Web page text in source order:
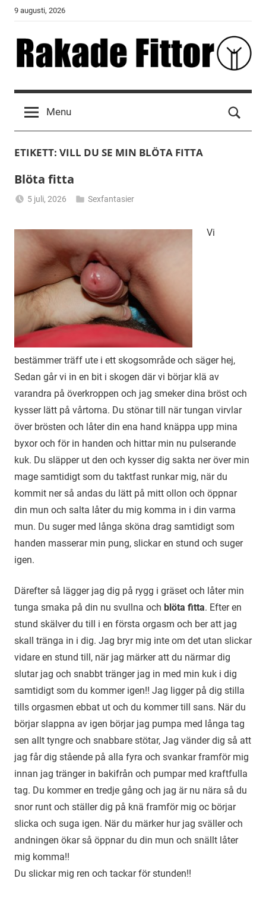
Skip
content
9 augusti, 2026
Rakade
Fittor
Menu
ETIKETT: VILL DU SE MIN BLÖTA FITTA
Blöta fitta
5 juli, 2026
Sexfantasier
Vi
bestämmer träff ute i ett skogsområde och säger hej,
Sedan går vi in en bit i skogen där vi börjar klä av
varandra på överkroppen och jag smeker dina bröst och
kysser lätt på vårtorna. Du stönar till när tungan virvlar
över brösten och låter din ena hand knäppa upp mina
byxor och för in handen och hittar min nu pulserande
kuk. Du släpper ut den och kysser dig sakta ner över min
mage samtidigt som du taktfast runkar mig, när du
kommit ner så andas du lätt på mitt ollon och öppnar
din mun och salta låter du mig komma in i din varma
mun. Du suger med långa sköna drag samtidigt som
handen masserar min pung, slickar en stund och suger
igen.
Därefter så lägger jag dig på rygg i gräset och låter min
tunga smaka på din nu svullna och blöta fitta. Efter en
stund skälver du till i en första orgasm och ber att jag
skall tränga in i dig. Jag bryr mig inte om det utan slickar
vidare en stund till, när jag märker att du närmar dig
slutar jag och snabbt tränger jag in med min kuk i dig
samtidigt som du kommer igen!! Jag ligger på dig stilla
tills orgasmen ebbat ut och du kommer till sans. När du
börjar slappna av igen börjar jag pumpa med långa tag
sen allt tyngre och snabbare stötar, Jag vänder dig så att
jag får dig stående på alla fyra och svankar framför mig
innan jag tränger in bakifrån och pumpar med kraftfulla
tag. Du kommer en tredje gång och jag är nu nära så du
snor runt och ställer dig på knä framför mig oc börjar
slicka och suga igen. När du märker hur jag sväller och
andningen ökar så öppnar du din mun och snällt låter
mig komma!!
Du slickar mig ren och tackar för stunden!!